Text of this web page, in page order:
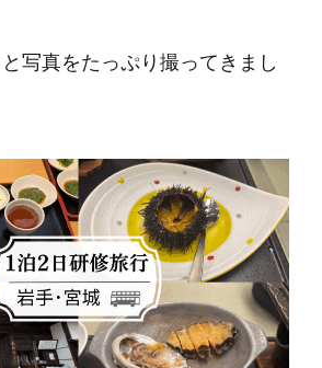
写真をたっぷり撮ってきまし